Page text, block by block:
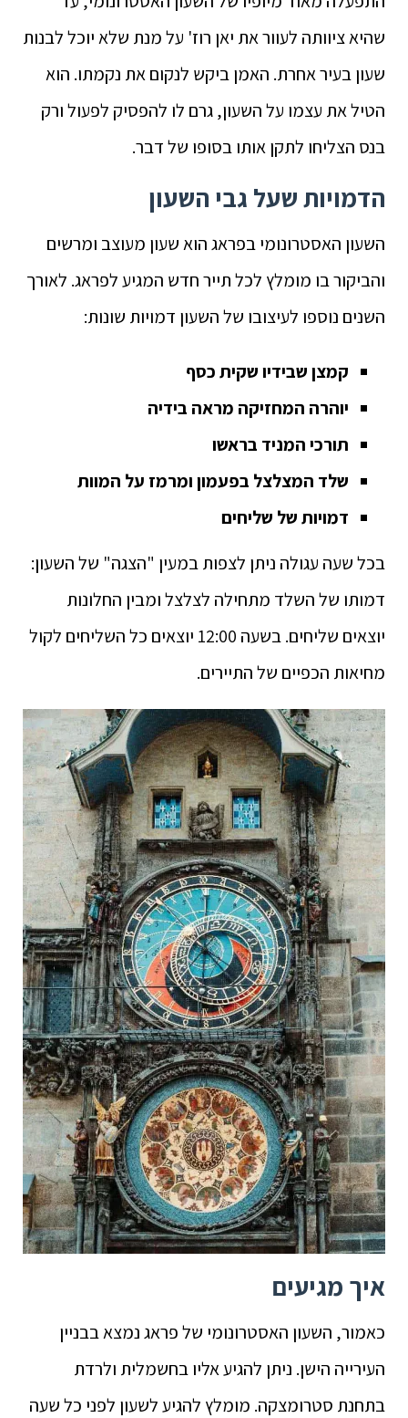
שהיא ציוותה לעוור את יאן רוז' על מנת שלא יוכל לבנות
שעון בעיר אחרת. האמן ביקש לנקום את נקמתו. הוא
הטיל את עצמו על השעון, גרם לו להפסיק לפעול ורק
בנס הצליחו לתקן אותו בסופו של דבר.
הדמויות שעל גבי השעון
השעון האסטרונומי בפראג הוא שעון מעוצב ומרשים
והביקור בו מומלץ לכל תייר חדש המגיע לפראג. לאורך
השנים נוספו לעיצובו של השעון דמויות שונות:
קמצן שבידיו שקית כסף
יוהרה המחזיקה מראה בידיה
תורכי המניד בראשו
שלד המצלצל בפעמון ומרמז על המוות
דמויות של שליחים
בכל שעה עגולה ניתן לצפות במעין "הצגה" של השעון:
דמותו של השלד מתחילה לצלצל ומבין החלונות
יוצאים שליחים. בשעה 12:00 יוצאים כל השליחים לקול
מחיאות הכפיים של התיירים.
איך מגיעים
כאמור, השעון האסטרונומי של פראג נמצא בבניין
העירייה הישן. ניתן להגיע אליו בחשמלית ולרדת
בתחנת סטרומצקה. מומלץ להגיע לשעון לפני כל שעה